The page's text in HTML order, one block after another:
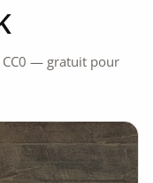
CC0 — gratuit pour